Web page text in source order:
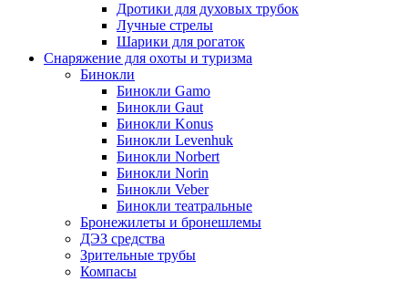
Дротики для духовых трубок
Лучные стрелы
Шарики для рогаток
Снаряжение для охоты и туризма
Бинокли
Бинокли Gamo
Бинокли Gaut
Бинокли Konus
Бинокли Levenhuk
Бинокли Norbert
Бинокли Norin
Бинокли Veber
Бинокли театральные
Бронежилеты и бронешлемы
ДЭЗ средства
Зрительные трубы
Компасы